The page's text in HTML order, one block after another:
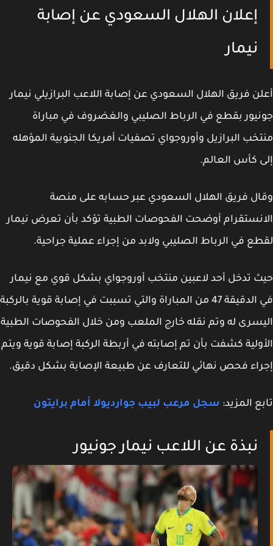
إعلان الهلال السعودي عن إصابة
نيمار
فريق الهلال السعودي عن إصابة اللاعب البرازيلي نيمار
بقطع في الرباط الصليبي والغضروف في مباراة
البرازيل وأوروجواي تصفيات أمريكا الجنوبية المؤهله
كأس العالم.
فريق الهلال السعودي عبر حسابه على منصة
أوضحت الفحوصات الطبية تؤكد بأن تعرض نيمار
في الرباط الصليبي ولابد من إجراء عملية جراحية.
تدخل أحد لاعبين منتخب أوروجواي بشكل قوي مع نيمار
في الدقيقة 47 من المباراة والتي تسببت في إصابة قوية بالركبة
له وتم نقله خارج الملعب ومن خلال الفحوصات الطبية
كشفت بأن تم إصابته في أربطة الركبة إصابة قوية ويتم
فحص نهائي للتعارف عن طبيعة الإصابة بشكل دقيق.
المزيد:سجل مرعب لبيب جوارديولا أمام برايتون
نبذة عن اللاعب نيمار جونيور